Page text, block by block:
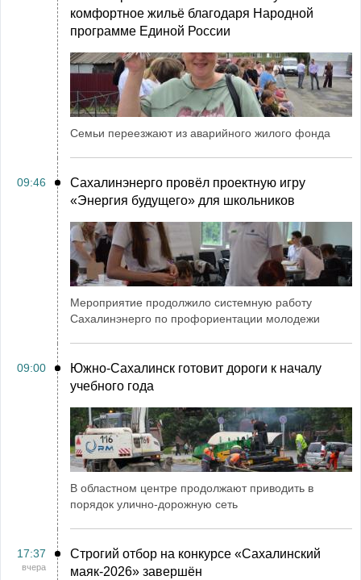
комфортное жильё благодаря Народной
программе Единой России
Семьи переезжают из аварийного жилого фонда
09:46
Сахалинэнерго провёл проектную игру
«Энергия будущего» для школьников
Мероприятие продолжило системную работу
Сахалинэнерго по профориентации молодежи
09:00
Южно-Сахалинск готовит дороги к началу
учебного года
В областном центре продолжают приводить в
порядок улично-дорожную сеть
17:37
вчера
Строгий отбор на конкурсе «Сахалинский
маяк‑2026» завершён